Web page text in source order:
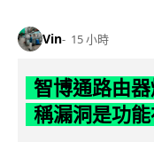
Vin 15 小時
智博通路由
稱漏洞是功